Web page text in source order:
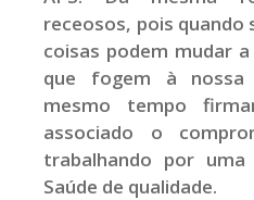
receosos, pois
coisas podem mudar
que fogem à nossa
mesmo tempo
associado o
trabalhando por
Saúde de qualidade.